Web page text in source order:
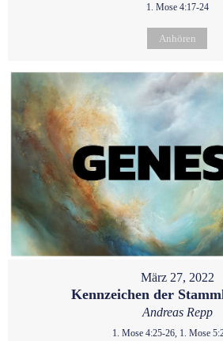
1. Mose 4:17-24
Anhören
März 27, 2022
Kennzeichen der
Andreas Repp
1. Mose 4:25-26, 1. Mose